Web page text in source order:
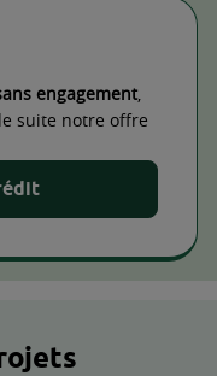
engagement
suite notre offre